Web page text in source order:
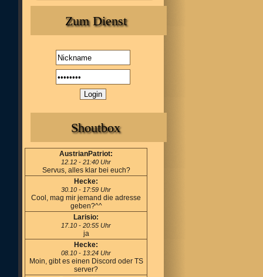
Zum Dienst
Shoutbox
AustrianPatriot:
12.12 - 21:40 Uhr
Servus, alles klar bei euch?
Hecke:
30.10 - 17:59 Uhr
Cool, mag mir jemand die adresse
geben?^^
Larisio:
17.10 - 20:55 Uhr
ja
Hecke:
08.10 - 13:24 Uhr
Moin, gibt es einen Discord oder TS
server?